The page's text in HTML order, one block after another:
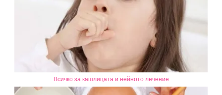
Всичко за кашлицата и нейното лечение